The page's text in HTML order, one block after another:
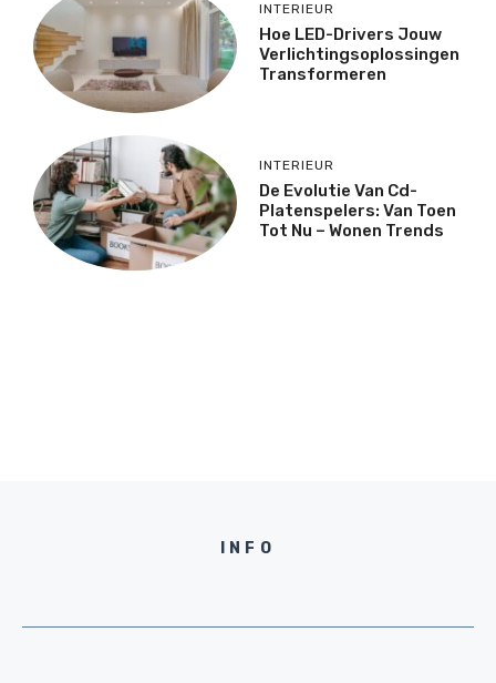
INTERIEUR
Hoe LED-Drivers Jouw
Verlichtingsoplossingen
Transformeren
INTERIEUR
De Evolutie Van Cd-
Platenspelers: Van Toen
Tot Nu – Wonen Trends
INFO